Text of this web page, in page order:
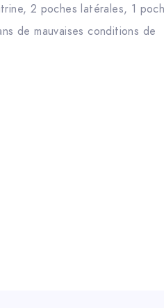
2 poches latérales, 1
de mauvaises conditions de